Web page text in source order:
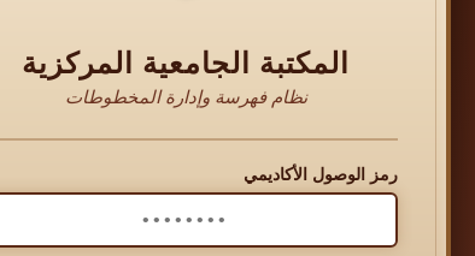
المكتبة الجامعية المركزية
نظام فهرسة وإدارة المخطوطات
رمز الوصول الأكاديمي